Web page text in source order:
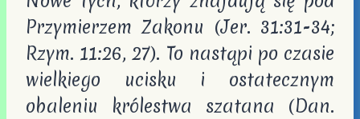
Przymierzem Zakonu (Jer. 31:31-34;
Rzym. 11:26, 27). To nastąpi po czasie
wielkiego ucisku i ostatecznym
obaleniu królestwa szatana (Dan.